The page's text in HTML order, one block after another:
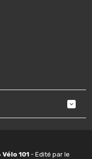
Vélo 101 - Edité par le